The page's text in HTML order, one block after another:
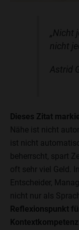
„Nicht
nicht
Astrid
Dieses Zitat
Nähe ist nicht
ist nicht
beherrscht, spart
oft sehr viel Geld.
Entscheider,
nicht nur als
Reflexionspunkt